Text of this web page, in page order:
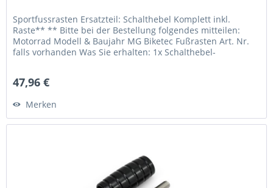
Sportfussrasten Ersatzteil: Schalthebel Komplett inkl.
Raste** ** Bitte bei der Bestellung folgendes mitteilen:
Motorrad Modell & Baujahr MG Biketec Fußrasten Art. Nr.
falls vorhanden Was Sie erhalten: 1x Schalthebel-
47,96 €
Merken